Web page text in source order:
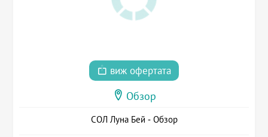
виж офертата
Обзор
СОЛ Луна Бей - Обзор